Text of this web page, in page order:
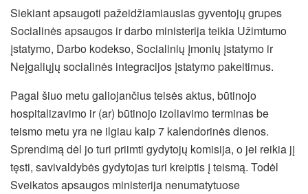
Siekiant apsaugoti pažeidžiamiausias gyventojų grupes
Socialinės apsaugos ir darbo ministerija teikia Užimtumo
įstatymo, Darbo kodekso, Socialinių įmonių įstatymo ir
Neįgaliųjų socialinės integracijos įstatymo pakeitimus.
Pagal šiuo metu galiojančius teisės aktus, būtinojo
hospitalizavimo ir (ar) būtinojo izoliavimo terminas be
teismo metu yra ne ilgiau kaip 7 kalendorinės dienos.
Sprendimą dėl jo turi priimti gydytojų komisija, o jei reikia jį
tęsti, savivaldybės gydytojas turi kreiptis į teismą. Todėl
Sveikatos apsaugos ministerija nenumatytuose